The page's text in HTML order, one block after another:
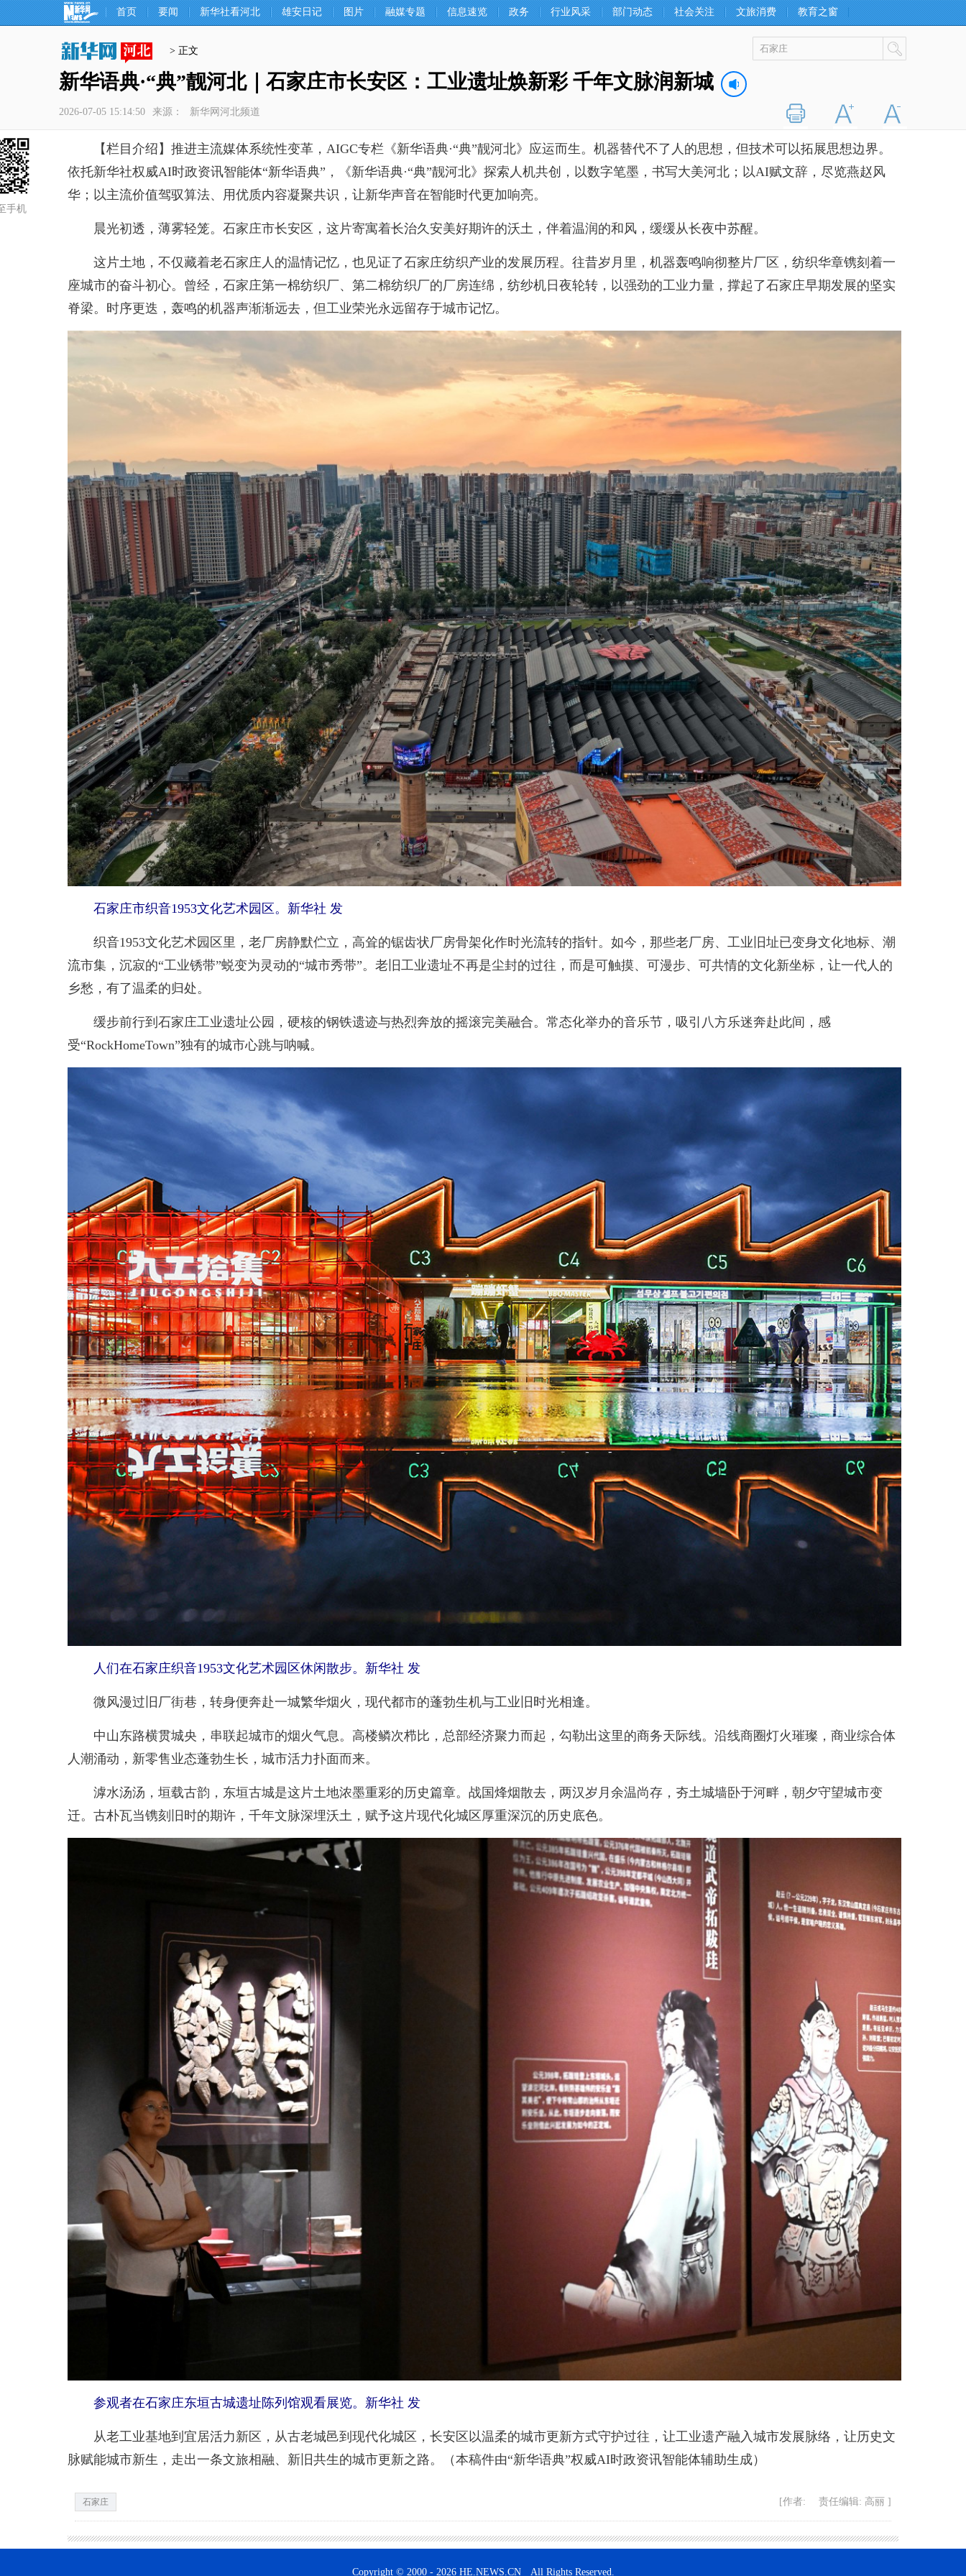
首页 要闻 新华社看河北 雄安日记 图片 融媒专题 信息速览 政务 行业风采 部门动态 社会关注 文旅消费 教育之窗
> 正文
新华语典·“典”靓河北｜石家庄市长安区：工业遗址焕新彩 千年文脉润新城
2026-07-05 15:14:50 来源： 新华网河北频道
手机
【栏目介绍】推进主流媒体系统性变革，AIGC专栏《新华语典·“典”靓河北》应运而生。机器替代不了人的思想，但技术可以拓展思想边界。
依托新华社权威AI时政资讯智能体“新华语典”，《新华语典·“典”靓河北》探索人机共创，以数字笔墨，书写大美河北；以AI赋文辞，尽览燕赵风
华；以主流价值驾驭算法、用优质内容凝聚共识，让新华声音在智能时代更加响亮。
晨光初透，薄雾轻笼。石家庄市长安区，这片寄寓着长治久安美好期许的沃土，伴着温润的和风，缓缓从长夜中苏醒。
这片土地，不仅藏着老石家庄人的温情记忆，也见证了石家庄纺织产业的发展历程。往昔岁月里，机器轰鸣响彻整片厂区，纺织华章镌刻着一
座城市的奋斗初心。曾经，石家庄第一棉纺织厂、第二棉纺织厂的厂房连绵，纺纱机日夜轮转，以强劲的工业力量，撑起了石家庄早期发展的坚实
脊梁。时序更迭，轰鸣的机器声渐渐远去，但工业荣光永远留存于城市记忆。
石家庄市织音1953文化艺术园区。新华社 发
织音1953文化艺术园区里，老厂房静默伫立，高耸的锯齿状厂房骨架化作时光流转的指针。如今，那些老厂房、工业旧址已变身文化地标、潮
流市集，沉寂的“工业锈带”蜕变为灵动的“城市秀带”。老旧工业遗址不再是尘封的过往，而是可触摸、可漫步、可共情的文化新坐标，让一代人的
乡愁，有了温柔的归处。
缓步前行到石家庄工业遗址公园，硬核的钢铁遗迹与热烈奔放的摇滚完美融合。常态化举办的音乐节，吸引八方乐迷奔赴此间，感
受“RockHomeTown”独有的城市心跳与呐喊。
人们在石家庄织音1953文化艺术园区休闲散步。新华社 发
微风漫过旧厂街巷，转身便奔赴一城繁华烟火，现代都市的蓬勃生机与工业旧时光相逢。
中山东路横贯城央，串联起城市的烟火气息。高楼鳞次栉比，总部经济聚力而起，勾勒出这里的商务天际线。沿线商圈灯火璀璨，商业综合体
人潮涌动，新零售业态蓬勃生长，城市活力扑面而来。
滹水汤汤，垣载古韵，东垣古城是这片土地浓墨重彩的历史篇章。战国烽烟散去，两汉岁月余温尚存，夯土城墙卧于河畔，朝夕守望城市变
迁。古朴瓦当镌刻旧时的期许，千年文脉深埋沃土，赋予这片现代化城区厚重深沉的历史底色。
参观者在石家庄东垣古城遗址陈列馆观看展览。新华社 发
从老工业基地到宜居活力新区，从古老城邑到现代化城区，长安区以温柔的城市更新方式守护过往，让工业遗产融入城市发展脉络，让历史文
脉赋能城市新生，走出一条文旅相融、新旧共生的城市更新之路。（本稿件由“新华语典”权威AI时政资讯智能体辅助生成）
石家庄 [作者: 责任编辑: 高丽 ]
Copyright © 2000 - 2026 HE.NEWS.CN All Rights Reserved.